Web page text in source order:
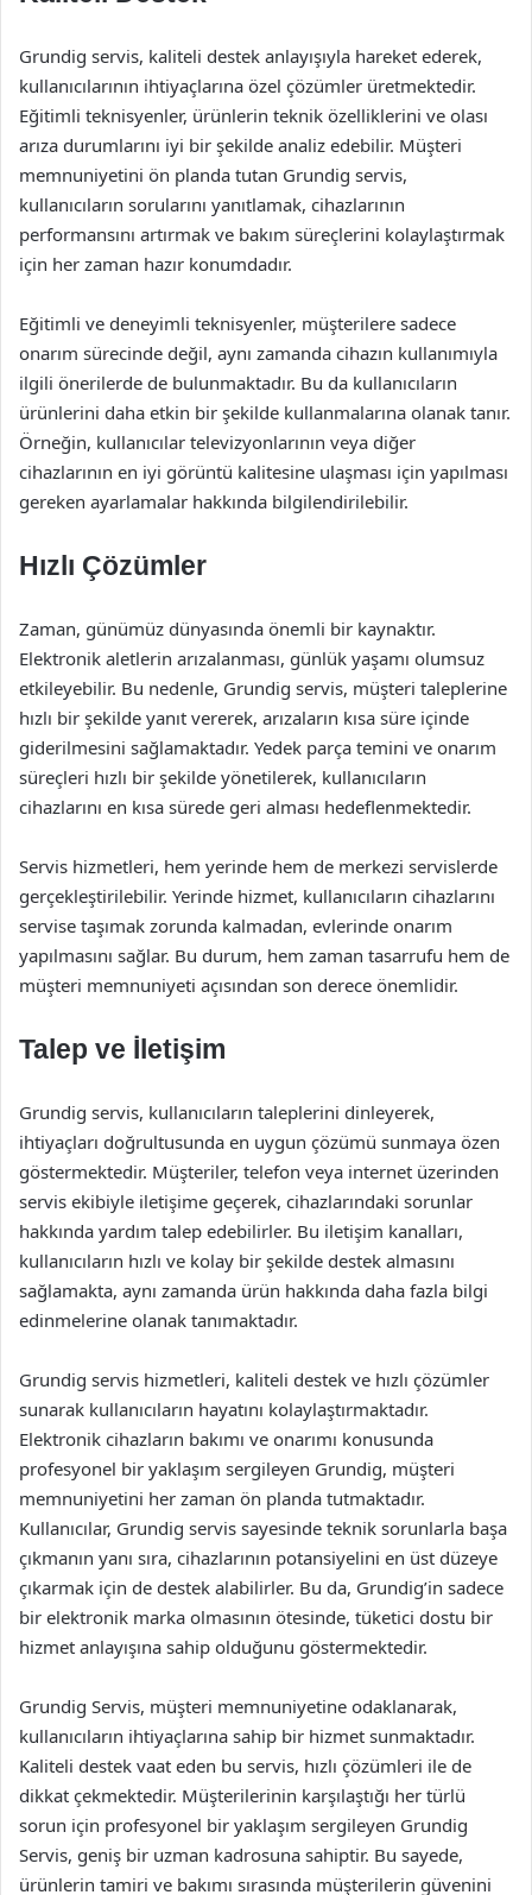
Grundig servis, kaliteli destek anlayışıyla hareket ederek,
kullanıcılarının ihtiyaçlarına özel çözümler üretmektedir.
Eğitimli teknisyenler, ürünlerin teknik özelliklerini ve olası
arıza durumlarını iyi bir şekilde analiz edebilir. Müşteri
memnuniyetini ön planda tutan Grundig servis,
kullanıcıların sorularını yanıtlamak, cihazlarının
performansını artırmak ve bakım süreçlerini kolaylaştırmak
için her zaman hazır konumdadır.
Eğitimli ve deneyimli teknisyenler, müşterilere sadece
onarım sürecinde değil, aynı zamanda cihazın kullanımıyla
ilgili önerilerde de bulunmaktadır. Bu da kullanıcıların
ürünlerini daha etkin bir şekilde kullanmalarına olanak tanır.
Örneğin, kullanıcılar televizyonlarının veya diğer
cihazlarının en iyi görüntü kalitesine ulaşması için yapılması
gereken ayarlamalar hakkında bilgilendirilebilir.
Hızlı Çözümler
Zaman, günümüz dünyasında önemli bir kaynaktır.
Elektronik aletlerin arızalanması, günlük yaşamı olumsuz
etkileyebilir. Bu nedenle, Grundig servis, müşteri taleplerine
hızlı bir şekilde yanıt vererek, arızaların kısa süre içinde
giderilmesini sağlamaktadır. Yedek parça temini ve onarım
süreçleri hızlı bir şekilde yönetilerek, kullanıcıların
cihazlarını en kısa sürede geri alması hedeflenmektedir.
Servis hizmetleri, hem yerinde hem de merkezi servislerde
gerçekleştirilebilir. Yerinde hizmet, kullanıcıların cihazlarını
servise taşımak zorunda kalmadan, evlerinde onarım
yapılmasını sağlar. Bu durum, hem zaman tasarrufu hem de
müşteri memnuniyeti açısından son derece önemlidir.
Talep ve İletişim
Grundig servis, kullanıcıların taleplerini dinleyerek,
ihtiyaçları doğrultusunda en uygun çözümü sunmaya özen
göstermektedir. Müşteriler, telefon veya internet üzerinden
servis ekibiyle iletişime geçerek, cihazlarındaki sorunlar
hakkında yardım talep edebilirler. Bu iletişim kanalları,
kullanıcıların hızlı ve kolay bir şekilde destek almasını
sağlamakta, aynı zamanda ürün hakkında daha fazla bilgi
edinmelerine olanak tanımaktadır.
Grundig servis hizmetleri, kaliteli destek ve hızlı çözümler
sunarak kullanıcıların hayatını kolaylaştırmaktadır.
Elektronik cihazların bakımı ve onarımı konusunda
profesyonel bir yaklaşım sergileyen Grundig, müşteri
memnuniyetini her zaman ön planda tutmaktadır.
Kullanıcılar, Grundig servis sayesinde teknik sorunlarla başa
çıkmanın yanı sıra, cihazlarının potansiyelini en üst düzeye
çıkarmak için de destek alabilirler. Bu da, Grundig’in sadece
bir elektronik marka olmasının ötesinde, tüketici dostu bir
hizmet anlayışına sahip olduğunu göstermektedir.
Grundig Servis, müşteri memnuniyetine odaklanarak,
kullanıcıların ihtiyaçlarına sahip bir hizmet sunmaktadır.
Kaliteli destek vaat eden bu servis, hızlı çözümleri ile de
dikkat çekmektedir. Müşterilerinin karşılaştığı her türlü
sorun için profesyonel bir yaklaşım sergileyen Grundig
Servis, geniş bir uzman kadrosuna sahiptir. Bu sayede,
ürünlerin tamiri ve bakımı sırasında müşterilerin güvenini